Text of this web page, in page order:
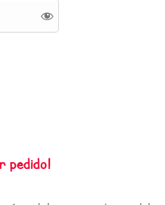
pedido!